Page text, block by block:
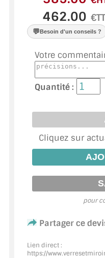
PAROI DE DOUCHE
VERRE FEUILLETÉ
VERRE ANTI-REFLET
VERRE LAQUÉ/
DALLE DE SOL EN
PORTE EN VERRE
GARDE CORPS EN
VERRIÈRE TYPE
💬Besoin d'un conseils ?
Votre
Quantité :
Cliquez sur
pour
Partager ce
Lien direct :
https://